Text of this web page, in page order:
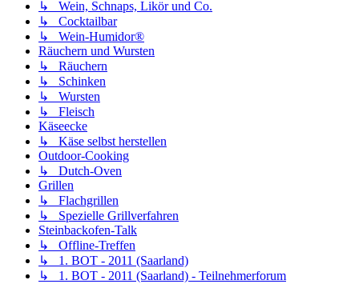
↳ Wein, Schnaps, Likör und Co.
↳ Cocktailbar
↳ Wein-Humidor®
Räuchern und Wursten
↳ Räuchern
↳ Schinken
↳ Wursten
↳ Fleisch
Käseecke
↳ Käse selbst herstellen
Outdoor-Cooking
↳ Dutch-Oven
Grillen
↳ Flachgrillen
↳ Spezielle Grillverfahren
Steinbackofen-Talk
↳ Offline-Treffen
↳ 1. BOT - 2011 (Saarland)
↳ 1. BOT - 2011 (Saarland) - Teilnehmerforum